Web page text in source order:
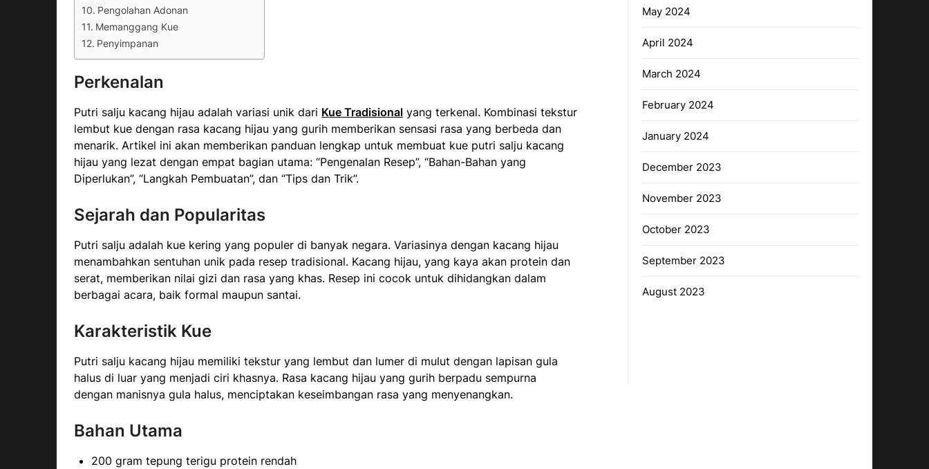
Pengolahan Adonan
Memanggang Kue
Penyimpanan
Perkenalan
Putri salju kacang hijau adalah variasi unik dari Kue Tradisional yang terkenal. Kombinasi tekstur
lembut kue dengan rasa kacang hijau yang gurih memberikan sensasi rasa yang berbeda dan
menarik. Artikel ini akan memberikan panduan lengkap untuk membuat kue putri salju kacang
hijau yang lezat dengan empat bagian utama: “Pengenalan Resep”, “Bahan-Bahan yang
Diperlukan”, “Langkah Pembuatan”, dan “Tips dan Trik”.
Sejarah dan Popularitas
Putri salju adalah kue kering yang populer di banyak negara. Variasinya dengan kacang hijau
menambahkan sentuhan unik pada resep tradisional. Kacang hijau, yang kaya akan protein dan
serat, memberikan nilai gizi dan rasa yang khas. Resep ini cocok untuk dihidangkan dalam
berbagai acara, baik formal maupun santai.
Karakteristik Kue
Putri salju kacang hijau memiliki tekstur yang lembut dan lumer di mulut dengan lapisan gula
halus di luar yang menjadi ciri khasnya. Rasa kacang hijau yang gurih berpadu sempurna
dengan manisnya gula halus, menciptakan keseimbangan rasa yang menyenangkan.
Bahan Utama
200 gram tepung terigu protein rendah
May 2024
April 2024
March 2024
February 2024
January 2024
December 2023
November 2023
October 2023
September 2023
August 2023